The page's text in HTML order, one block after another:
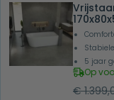
5 jaar
Op
€